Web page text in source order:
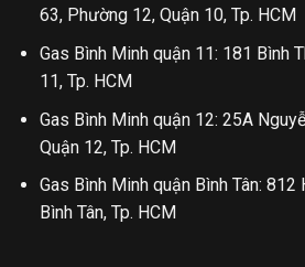
63, Phường 12, Quận 10, Tp. HCM
Gas Bình Minh quận 11: 181 Bình
11, Tp. HCM
Gas Bình Minh quận 12: 25A
Quận 12, Tp. HCM
Gas Bình Minh quận Bình Tân: 812
Bình Tân, Tp. HCM